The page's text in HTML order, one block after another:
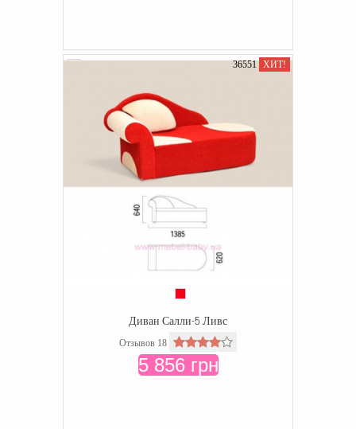
36551 ХИТ!
Диван Салли-5 Ливс
Отзывов 18
5 856 грн